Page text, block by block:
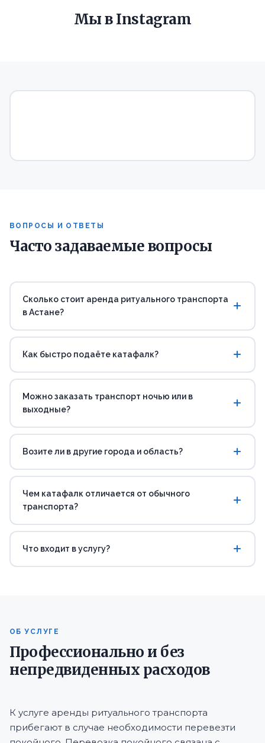
Мы в Instagram
ВОПРОСЫ И ОТВЕТЫ
Часто задаваемые вопросы
Сколько стоит аренда ритуального транспорта
в Астане?
Как быстро подаёте катафалк?
Можно заказать транспорт ночью или в
выходные?
Возите ли в другие города и область?
Чем катафалк отличается от обычного
транспорта?
Что входит в услугу?
ОБ УСЛУГЕ
Профессионально и без
непредвиденных расходов
К услуге аренды ритуального транспорта
прибегают в случае необходимости перевезти